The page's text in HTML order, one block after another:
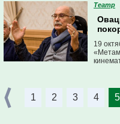
Театр
19
1 2 3 4 5